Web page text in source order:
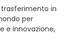
trasferimento in
per
e innovazione,